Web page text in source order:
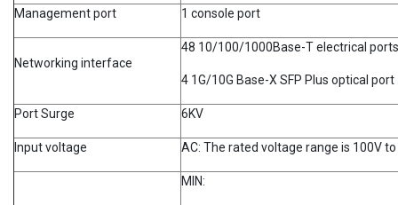
Management port 1 console port
Networking interface
48 10/100/1000Base-T electrical ports
4 1G/10G Base-X SFP Plus optical port
Port Surge 6KV
Input voltage AC: The rated voltage range is 100V
MIN: